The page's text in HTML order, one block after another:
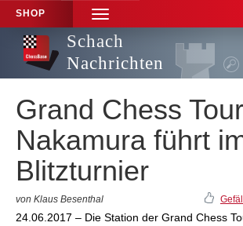
SHOP
TOGGLE
NAVIGATION
Schach
Nachrichten
Grand Chess
Nakamura führt
Blitzturnier
von Klaus Besenthal
24.06.2017 – Die Station der Grand Chess